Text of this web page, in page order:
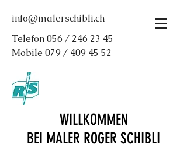
info@malerschibli.ch
Telefon 056 / 246 23 45
Mobile 079 / 409 45 52
WILLKOMMEN
BEI MALER ROGER SCHIBLI